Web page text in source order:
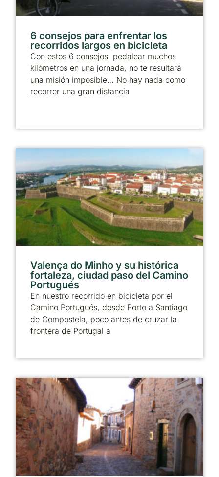
6 consejos para enfrentar los
recorridos largos en bicicleta
Con estos 6 consejos, pedalear muchos
kilómetros en una jornada, no te resultará
una misión imposible… No hay nada como
recorrer una gran distancia
Valença do Minho y su histórica
fortaleza, ciudad paso del Camino
Portugués
En nuestro recorrido en bicicleta por el
Camino Portugués, desde Porto a Santiago
de Compostela, poco antes de cruzar la
frontera de Portugal a